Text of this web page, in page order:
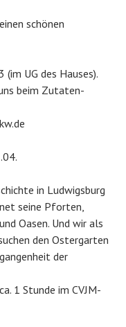
schönen
(im UG des Hauses).
beim Zutaten-
in Ludwigsburg
seine Pforten,
Oasen. Und wir als
den Ostergarten
der
1 Stunde im CVJM-